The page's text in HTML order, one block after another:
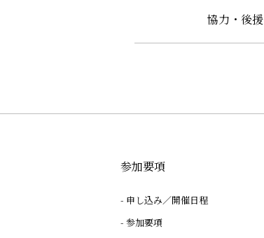
協力・後援
参加要項
申し込み／開催日程
参加要項